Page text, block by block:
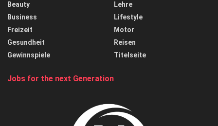
Beauty
Business
Freizeit
Gesundheit
Gewinnspiele
Lehre
Lifestyle
Motor
Reisen
Titelseite
Jobs for the next Generation